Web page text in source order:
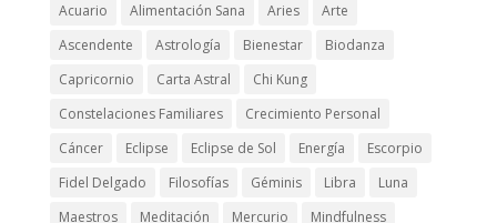
Acuario Alimentación Sana Aries
Arte
Ascendente
Astrología Bienestar
Biodanza
Capricornio
Carta Astral
Chi Kung
Constelaciones Familiares
Crecimiento Personal
Cáncer
Eclipse Eclipse de Sol Energía
Escorpio
Fidel Delgado
Filosofías Géminis Libra
Luna
Maestros
Meditación Mercurio
Mindfulness